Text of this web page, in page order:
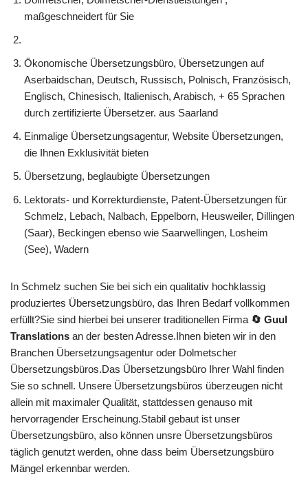
maßgeschneidert für Sie
Ökonomische Übersetzungsbüro, Übersetzungen auf
Aserbaidschan, Deutsch, Russisch, Polnisch, Französisch,
Englisch, Chinesisch, Italienisch, Arabisch, + 65 Sprachen
durch zertifizierte Übersetzer. aus Saarland
Einmalige Übersetzungsagentur, Website Übersetzungen,
die Ihnen Exklusivität bieten
Übersetzung, beglaubigte Übersetzungen
Lektorats- und Korrekturdienste, Patent-Übersetzungen für
Schmelz, Lebach, Nalbach, Eppelborn, Heusweiler, Dillingen
(Saar), Beckingen ebenso wie Saarwellingen, Losheim
(See), Wadern
In Schmelz suchen Sie bei sich ein qualitativ hochklassig
produziertes Übersetzungsbüro, das Ihren Bedarf vollkommen
erfüllt?Sie sind hierbei bei unserer traditionellen Firma 🔄 Guul
Translations an der besten Adresse.Ihnen bieten wir in den
Branchen Übersetzungsagentur oder Dolmetscher
Übersetzungsbüros.Das Übersetzungsbüro Ihrer Wahl finden
Sie so schnell. Unsere Übersetzungsbüros überzeugen nicht
allein mit maximaler Qualität, stattdessen genauso mit
hervorragender Erscheinung.Stabil gebaut ist unser
Übersetzungsbüro, also können unsre Übersetzungsbüros
täglich genutzt werden, ohne dass beim Übersetzungsbüro
Mängel erkennbar werden.